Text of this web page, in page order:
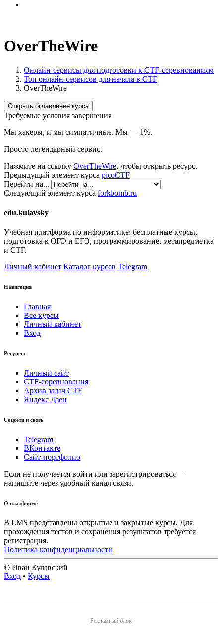
OverTheWire
Онлайн-сервисы для подготовки к CTF-соревнованиям
Топ онлайн-сервисов для начала в CTF
OverTheWire
Открыть оглавление курса
Требуемые условия завершения
Мы хакеры, и мы симпатичные. Мы — 1%.
Просто легендарный сервис.
Нажмите на ссылку OverTheWire, чтобы открыть ресурс.
Предыдущий элемент курса picoCTF
Перейти на...
Следующий элемент курса forkbomb.ru
edu.kulavsky
Учебная платформа по информатике: бесплатные курсы,
подготовка к ОГЭ и ЕГЭ, программирование, метапредметка
и CTF.
Личный кабинет Каталог курсов Telegram
Навигация
Главная
Все курсы
Личный кабинет
Вход
Ресурсы
Личный сайт
CTF-соревнования
Архив задач CTF
Яндекс Дзен
Соцсети и связь
Telegram
ВКонтакте
Сайт-портфолио
Если не получается войти или зарегистрироваться —
напишите через удобный канал связи.
О платформе
В LMS представлены открытые и закрытые курсы. Для
прохождения тестов и сохранения результатов требуется
регистрация.
Политика конфиденциальности
© Иван Кулавский
Вход • Курсы
Рекламный блок